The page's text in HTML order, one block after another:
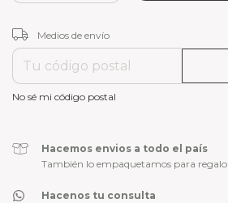
Entregas para el CP:
Medios de envío
No sé mi código postal
Hacemos envios a todo el país
También lo empaquetamos para regalo
Hacenos tu consulta